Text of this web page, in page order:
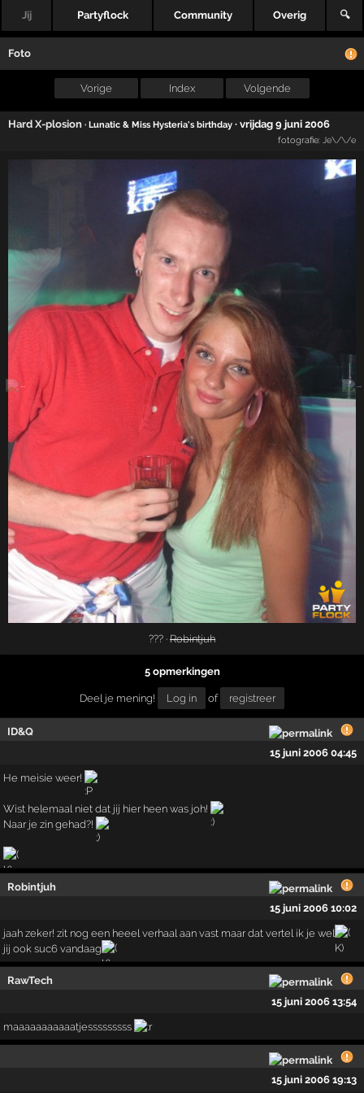
Jij Partyflock Community Overig 🔍
Foto
Vorige Index Volgende
Hard X-plosion · Lunatic & Miss Hysteria's birthday ·vrijdag 9 juni 2006
fotografie: Je\/\/e
??? · Robintjuh
5 opmerkingen
Deel je mening! Log in of registreer
ID&Q
15 juni 2006 04:45
He meisie weer!
Wist helemaal niet dat jij hier heen was joh!
Naar je zin gehad?!
Robintjuh
15 juni 2006 10:02
jaah zeker! zit nog een heeel verhaal aan vast maar dat vertel ik je wel
jij ook suc6 vandaag
RawTech
15 juni 2006 13:54
maaaaaaaaaaatjesssssssss
15 juni 2006 19:13